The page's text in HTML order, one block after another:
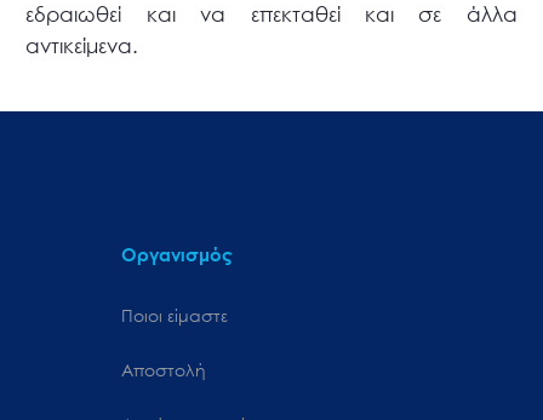
εδραιωθεί και να επεκταθεί και σε άλλα
αντικείμενα.
Οργανισμός
Ποιοι είμαστε
Αποστολή